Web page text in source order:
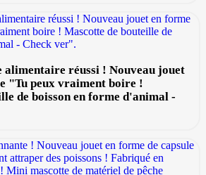
alimentaire réussi ! Nouveau jouet
"Tu peux vraiment boire !
de boisson en forme d'animal -